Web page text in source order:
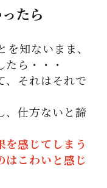
たら
知ないまま、
ら・・・
、それはそれで
、仕方ないと諦
を感じてしまう
はこわいと感じ